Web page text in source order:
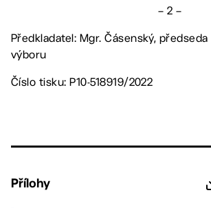
– 2 –
Předkladatel: Mgr. Čásenský,
výboru
Číslo tisku: P10-518919/2022
Přílohy